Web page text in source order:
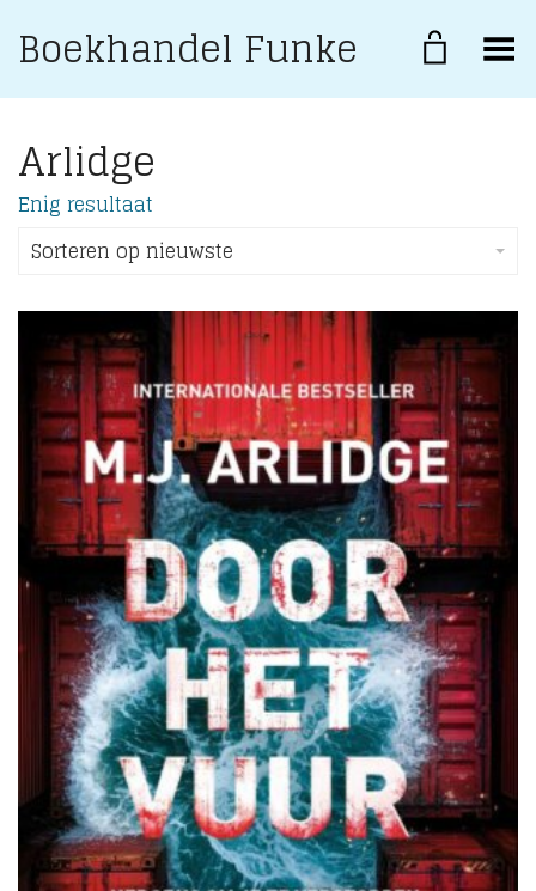
Boekhandel Funke Toggle Menu
Arlidge
Enig resultaat
Sorteren op nieuwste